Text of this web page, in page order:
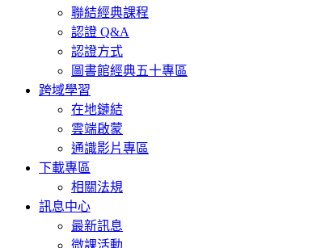
聯結經典課程
認證 Q&A
認證方式
圖書館經典五十專區
跨域學習
在地鏈結
雲端啟蒙
通識影片專區
下載專區
相關法規
訊息中心
最新訊息
微課活動